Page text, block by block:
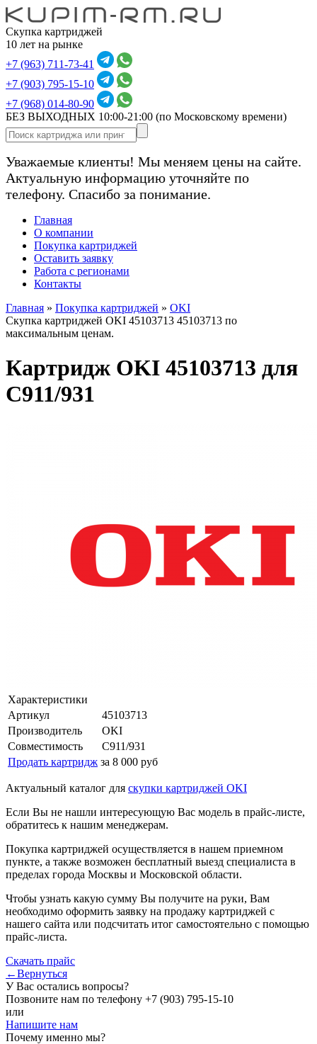
Скупка картриджей
10 лет на рынке
+7 (963) 711-73-41
+7 (903) 795-15-10
+7 (968) 014-80-90
БЕЗ ВЫХОДНЫХ 10:00-21:00 (по Московскому времени)
Уважаемые клиенты! Мы меняем цены на сайте.
Актуальную информацию уточняйте по
телефону. Спасибо за понимание.
Главная
О компании
Покупка картриджей
Оставить заявку
Работа с регионами
Контакты
Главная » Покупка картриджей » OKI
Скупка картриджей OKI 45103713 45103713 по
максимальным ценам.
Картридж OKI 45103713 для
C911/931
Характеристики
Артикул
45103713
Производитель
OKI
Совместимость
C911/931
Продать картридж за 8 000 руб
Актуальный каталог для скупки картриджей OKI
Если Вы не нашли интересующую Вас модель в прайс-листе,
обратитесь к нашим менеджерам.
Покупка картриджей осуществляется в нашем приемном
пункте, а также возможен бесплатный выезд специалиста в
пределах города Москвы и Московской области.
Чтобы узнать какую сумму Вы получите на руки, Вам
необходимо оформить заявку на продажу картриджей с
нашего сайта или подсчитать итог самостоятельно с помощью
прайс-листа.
Скачать прайс
←Вернуться
У Вас остались вопросы?
Позвоните нам по телефону +7 (903) 795-15-10
или
Напишите нам
Почему именно мы?